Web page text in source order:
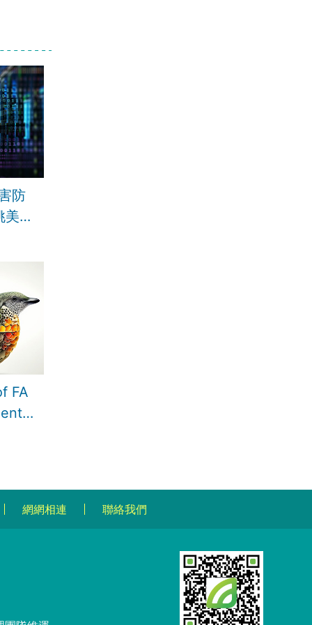
防
吉
FA
網網相連 聯絡我們